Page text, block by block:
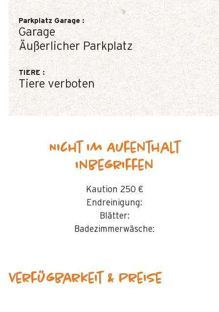
Parkplatz Garage:
Garage
Äußerlicher Parkplatz
TIERE:
Tiere verboten
Nicht im Aufenthalt
inbegriffen
Kaution 250 €
Endreinigung:
Blätter:
Badezimmerwäsche:
Verfügbarkeit & Preise